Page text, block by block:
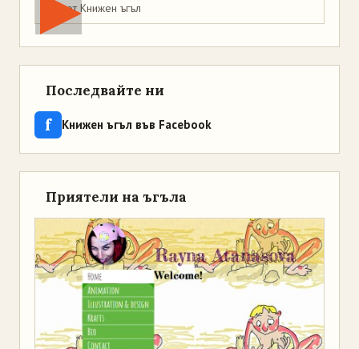
Мая от Книжен ъгъл
Последвайте ни
f Книжен ъгъл във Facebook
Приятели на ъгъла